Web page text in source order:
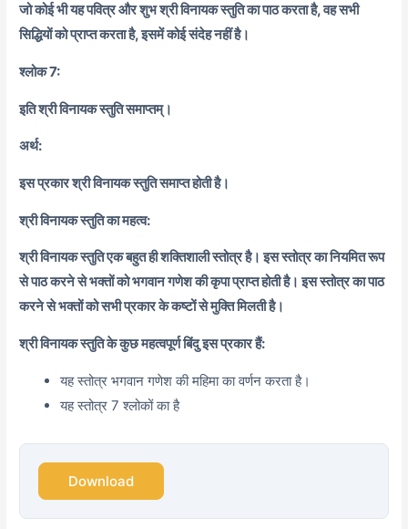
जो कोई भी यह पवित्र और शुभ श्री विनायक स्तुति का पाठ करता है, वह सभी
सिद्धियों को प्राप्त करता है, इसमें कोई संदेह नहीं है।
श्लोक 7:
इति श्री विनायक स्तुति समाप्तम्।
अर्थ:
इस प्रकार श्री विनायक स्तुति समाप्त होती है।
श्री विनायक स्तुति का महत्व:
श्री विनायक स्तुति एक बहुत ही शक्तिशाली स्तोत्र है। इस स्तोत्र का नियमित रूप
से पाठ करने से भक्तों को भगवान गणेश की कृपा प्राप्त होती है। इस स्तोत्र का पाठ
करने से भक्तों को सभी प्रकार के कष्टों से मुक्ति मिलती है।
श्री विनायक स्तुति के कुछ महत्वपूर्ण बिंदु इस प्रकार हैं:
यह स्तोत्र भगवान गणेश की महिमा का वर्णन करता है।
यह स्तोत्र 7 श्लोकों का है
Download